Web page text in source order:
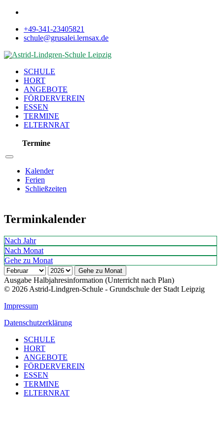
+49-341-23405821
schule@grusalei.lernsax.de
SCHULE
HORT
ANGEBOTE
FÖRDERVEREIN
ESSEN
TERMINE
ELTERNRAT
Termine
Kalender
Ferien
Schließzeiten
Terminkalender
Nach Jahr
Nach Monat
Gehe zu Monat
Gehe zu Monat
Ausgabe Halbjahresinformation (Unterricht nach Plan)
© 2026 Astrid-Lindgren-Schule - Grundschule der Stadt Leipzig
Impressum
Datenschutzerklärung
SCHULE
HORT
ANGEBOTE
FÖRDERVEREIN
ESSEN
TERMINE
ELTERNRAT